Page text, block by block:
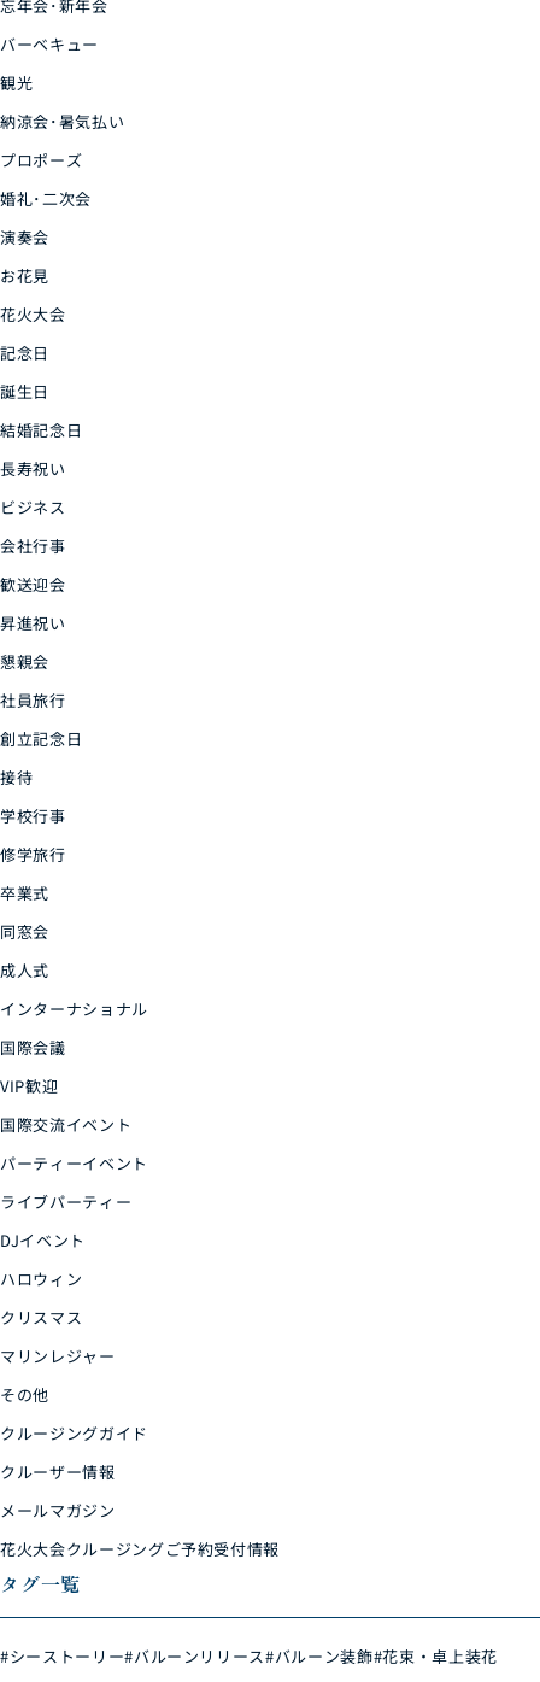
忘年会･新年会
バーベキュー
観光
納涼会･暑気払い
プロポーズ
婚礼･二次会
演奏会
お花見
花火大会
記念日
誕生日
結婚記念日
長寿祝い
ビジネス
会社行事
歓送迎会
昇進祝い
懇親会
社員旅行
創立記念日
接待
学校行事
修学旅行
卒業式
同窓会
成人式
インターナショナル
国際会議
VIP歓迎
国際交流イベント
パーティーイベント
ライブパーティー
DJイベント
ハロウィン
クリスマス
マリンレジャー
その他
クルージングガイド
クルーザー情報
メールマガジン
花火大会クルージングご予約受付情報
タグ一覧
#シーストーリー#バルーンリリース#バルーン装飾#花束・卓上装花